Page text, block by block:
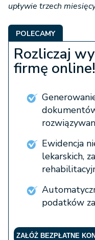
upływie trzech
POLECAMY
Rozliczaj
firmę online!
Ewidencja
lekarskich,
podatków
ZAŁÓŻ BEZPŁATNE